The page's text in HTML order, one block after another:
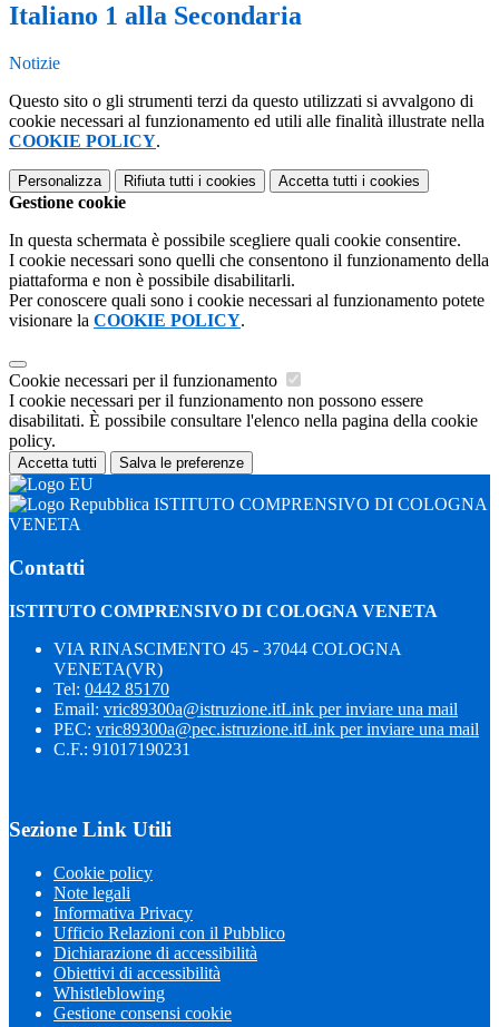
Italiano 1 alla Secondaria
Notizie
Questo sito o gli strumenti terzi da questo utilizzati si avvalgono di
cookie necessari al funzionamento ed utili alle finalità illustrate nella
COOKIE POLICY.
Personalizza Rifiuta tutti i cookies Accetta tutti i cookies
Gestione cookie
In questa schermata è possibile scegliere quali cookie consentire.
I cookie necessari sono quelli che consentono il funzionamento della
piattaforma e non è possibile disabilitarli.
Per conoscere quali sono i cookie necessari al funzionamento potete
visionare la COOKIE POLICY.
Cookie necessari per il funzionamento
I cookie necessari per il funzionamento non possono essere
disabilitati. È possibile consultare l'elenco nella pagina della cookie
policy.
Accetta tutti Salva le preferenze
ISTITUTO COMPRENSIVO DI COLOGNA
VENETA
Contatti
ISTITUTO COMPRENSIVO DI COLOGNA VENETA
VIA RINASCIMENTO 45 - 37044 COLOGNA
VENETA(VR)
Tel: 0442 85170
Email: vric89300a@istruzione.itLink per inviare una mail
PEC: vric89300a@pec.istruzione.itLink per inviare una mail
C.F.: 91017190231
Sezione Link Utili
Cookie policy
Note legali
Informativa Privacy
Ufficio Relazioni con il Pubblico
Dichiarazione di accessibilità
Obiettivi di accessibilità
Whistleblowing
Gestione consensi cookie